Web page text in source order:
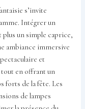
s’invite
Intégrer un
plus un simple caprice,
ambiance immersive
et
tout en offrant un
forts de la fête. Les
de lampes